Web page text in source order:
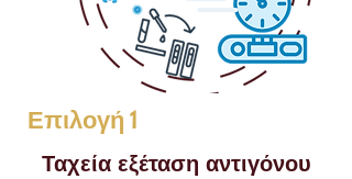
Επιλογή 1
Ταχεία εξέταση αντιγόνου